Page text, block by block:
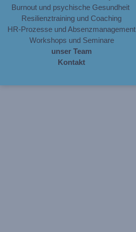
Burnout und psychische Gesundheit
Resilienztraining und Coaching
HR-Prozesse und Absenzmanagement
Workshops und Seminare
unser Team
Kontakt